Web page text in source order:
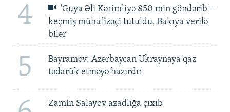
4
'Guya Əli Kərimliyə 850 min göndərib' –
keçmiş mühafizəçi tutuldu, Bakıya verilə
bilər
5
Bayramov: Azərbaycan Ukraynaya qaz
tədarük etməyə hazırdır
Zamin Salayev azadlığa çıxıb